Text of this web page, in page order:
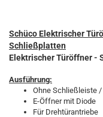
Schüco Elektrischer
Schließplatten
Elektrischer Türöffner -
Ausführung:
Ohne Schließleiste
E-Öffner mit Diode
Für Drehtürantriebe